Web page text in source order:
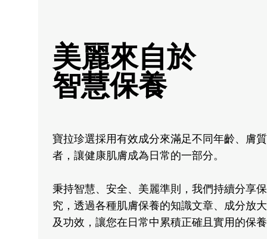
美麗來自於
智慧保養
寶拉珍選採用有效成分來滿足不同年齡、膚
者，讓健康肌膚成為日常的一部分。
秉持智慧、安全、美麗準則，我們持續分享
究，透過各種肌膚保養的知識文章、成分放
及功效，讓您在日常中累積正確且實用的保